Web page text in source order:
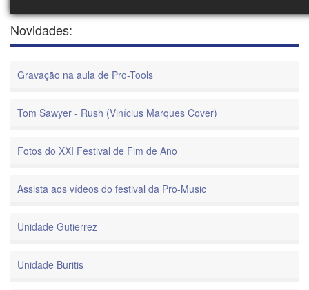
Novidades:
Gravação na aula de Pro-Tools
Tom Sawyer - Rush (Vinícius Marques Cover)
Fotos do XXI Festival de Fim de Ano
Assista aos vídeos do festival da Pro-Music
Unidade Gutierrez
Unidade Buritis